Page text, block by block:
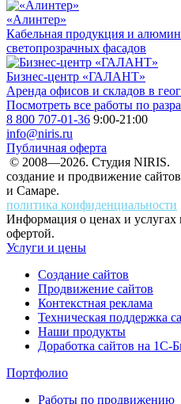
«Алинтер»
Кабельная продукция и
светопрозрачных фасадов
Бизнес-центр «ГАЛАНТ»
Аренда офисов и складов в
Посмотреть все работы по
8 800 707-01-36 9:00-21:00
info@niris.ru
Публичная оферта
© 2008—2026. Студия NIRIS.
создание и продвижение
и Самаре.
политика конфиденциальности
Информация о ценах и услугах
офертой.
Услуги и цены
Создание сайтов
Продвижение сайтов
Контекстная реклама
Техническая поддержка
Наши продукты
Доработка сайтов на 1С-
Портфолио
Работы по продвижению